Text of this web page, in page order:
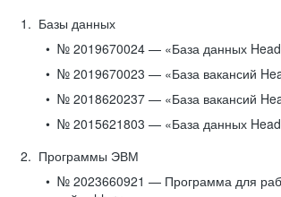
Базы данных
№ 2019670024 — «База данных
№ 2019670023 — «База вакансий
№ 2018620237 — «База вакансий
№ 2015621803 — «База данных
Программы ЭВМ
№ 2023660921 — Программа для